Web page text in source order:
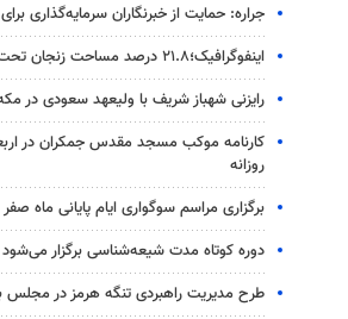
جراره: حمایت از خبرنگاران سرمایه‌گذاری
اینفوگرافیک؛۲۱.۸ درصد مساحت زنجان تحت حفاظت محیط زیست است
رایزنی شهباز شریف با ولیعهد سعودی در
روزانه
برگزاری مراسم سوگواری ایام پایانی ماه صفر
دوره کوتاه مدت شیعه‌شناسی برگزار می‌شود
طرح مدیریت راهبردی تنگه هرمز در